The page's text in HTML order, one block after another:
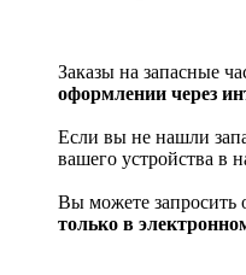
Заказы на запасные
оформлении через
Если вы не нашли
вашего устройства в
Вы можете запросить
только в